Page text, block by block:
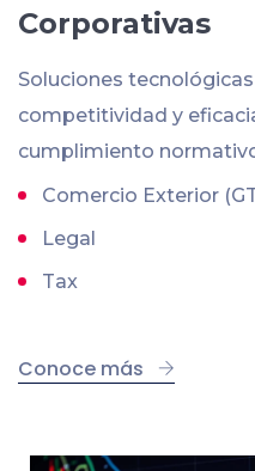
Corporativas
Soluciones
competitividad y
cumplimiento
Comercio Exterior
Legal
Tax
Conoce más